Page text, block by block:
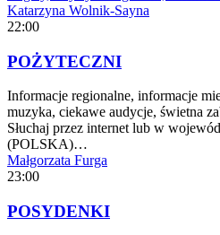
Katarzyna Wolnik-Sayna
22:00
POŻYTECZNI
Informacje regionalne, informacje
muzyka, ciekawe audycje, świetna
Słuchaj przez internet lub w
(POLSKA)…
Małgorzata Furga
23:00
POSYDENKI